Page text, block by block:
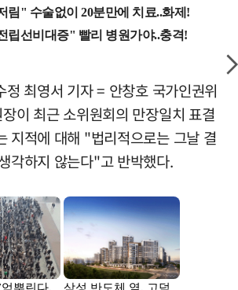
정 최영서 기자 = 안창호 국가인권위
이 최근 소위원회의 만장일치 표결
지적에 대해 "법리적으로는 그날 결
각하지 않는다"고 반박했다.